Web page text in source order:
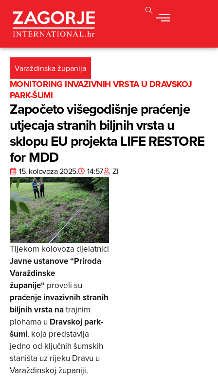
Varaždinska županija
MONITORING INVAZIVNIH VRSTA U DRAVSKOJ
PARK-ŠUMI
Započeto višegodišnje praćenje
utjecaja stranih biljnih vrsta u
sklopu EU projekta LIFE RESTORE
for MDD
15. kolovoza 2025. 14:57 ZI
Tijekom kolovoza djelatnici
Javne ustanove “Priroda
Varaždinske
županije“ proveli su
praćenje invazivnih stranih
biljnih vrsta natrajnim
plohama u Dravskoj park-
šumi, koja predstavlja
jedno od ključnih šumskih
staništa uz rijeku Dravu u
Varaždinskoj županiji.